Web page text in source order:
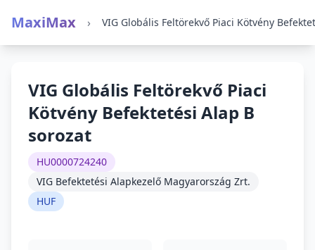
MaxiMax ›
VIG Globális Feltörekvő Piaci
Kötvény Befektetési Alap B
sorozat
HU0000724240
VIG Befektetési Alapkezelő Magyarország Zrt.
HUF